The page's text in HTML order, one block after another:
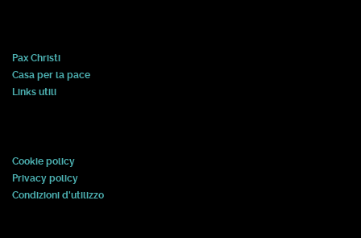
Pax Christi
Casa per la pace
Links utili
Cookie policy
Privacy policy
Condizioni d'utilizzo